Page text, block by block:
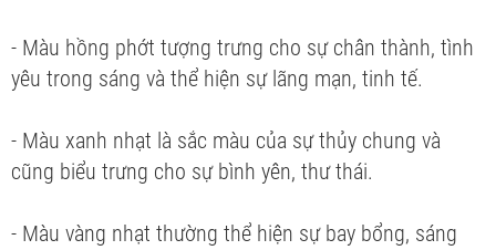
- Màu hồng phớt tượng trưng cho sự chân thành, tình
yêu trong sáng và thể hiện sự lãng mạn, tinh tế.
- Màu xanh nhạt là sắc màu của sự thủy chung và
cũng biểu trưng cho sự bình yên, thư thái.
- Màu vàng nhạt thường thể hiện sự bay bổng, sáng